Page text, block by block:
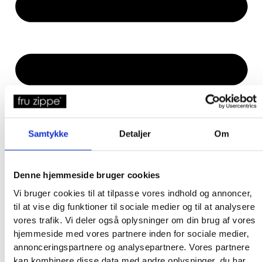
Samtykke Detaljer Om
Denne hjemmeside bruger cookies
Vi bruger cookies til at tilpasse vores indhold og annoncer,
til at vise dig funktioner til sociale medier og til at analysere
vores trafik. Vi deler også oplysninger om din brug af vores
hjemmeside med vores partnere inden for sociale medier,
annonceringspartnere og analysepartnere. Vores partnere